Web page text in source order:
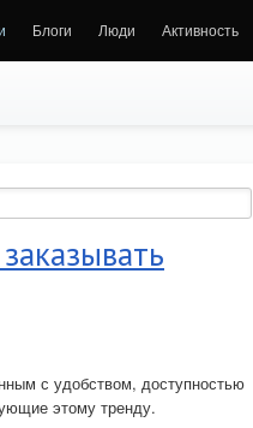
Блоги Люди Активность
с удобством, доступностью
этому тренду.